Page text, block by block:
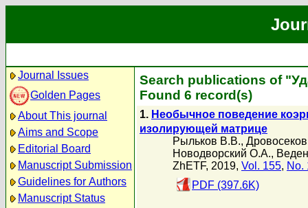
Journal Issues
Golden Pages
About This journal
Aims and Scope
Editorial Board
Manuscript Submission
Guidelines for Authors
Manuscript Status
Search publications of
Found 6 record(s)
1. Необычное поведение
изолирующей матрице
Рыльков В.В.,
Новодворский О.А.,
ZhETF, 2019, Vol. 155, No.
PDF (397.6K)